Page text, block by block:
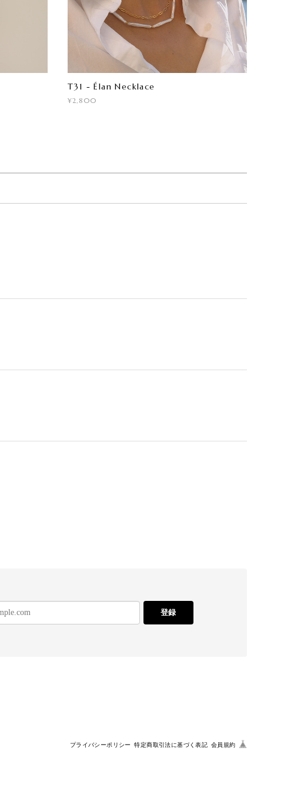
T31 - Élan Necklace
¥2,800
登録
プライバシーポリシー 特定商取引法に基づく表記 会員規約